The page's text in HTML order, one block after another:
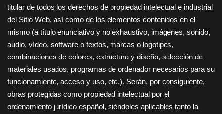
titular de todos los derechos de propiedad intelectual e industrial
del Sitio Web, así como de los elementos contenidos en el
mismo (a título enunciativo y no exhaustivo, imágenes, sonido,
audio, vídeo, software o textos, marcas o logotipos,
combinaciones de colores, estructura y diseño, selección de
materiales usados, programas de ordenador necesarios para su
funcionamiento, acceso y uso, etc.). Serán, por consiguiente,
obras protegidas como propiedad intelectual por el
ordenamiento jurídico español, siéndoles aplicables tanto la